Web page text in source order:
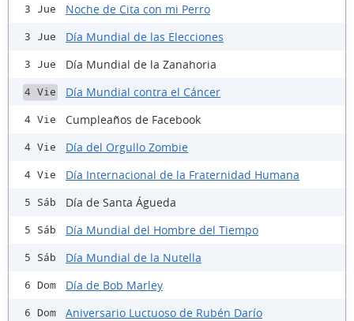
3 Jue Noche de Cita con mi Perro
3 Jue Día Mundial de las Elecciones
3 Jue Día Mundial de la Zanahoria
4 Vie Día Mundial contra el Cáncer
4 Vie Cumpleaños de Facebook
4 Vie Día del Orgullo Zombie
4 Vie Día Internacional de la Fraternidad Humana
5 Sáb Día de Santa Águeda
5 Sáb Día Mundial del Hombre del Tiempo
5 Sáb Día Mundial de la Nutella
6 Dom Día de Bob Marley
6 Dom Aniversario Luctuoso de Rubén Darío